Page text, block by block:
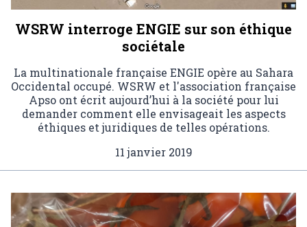
WSRW interroge ENGIE sur son éthique
sociétale
La multinationale française ENGIE opère au Sahara
Occidental occupé. WSRW et l'association française
Apso ont écrit aujourd’hui à la société pour lui
demander comment elle envisageait les aspects
éthiques et juridiques de telles opérations.
11 janvier 2019